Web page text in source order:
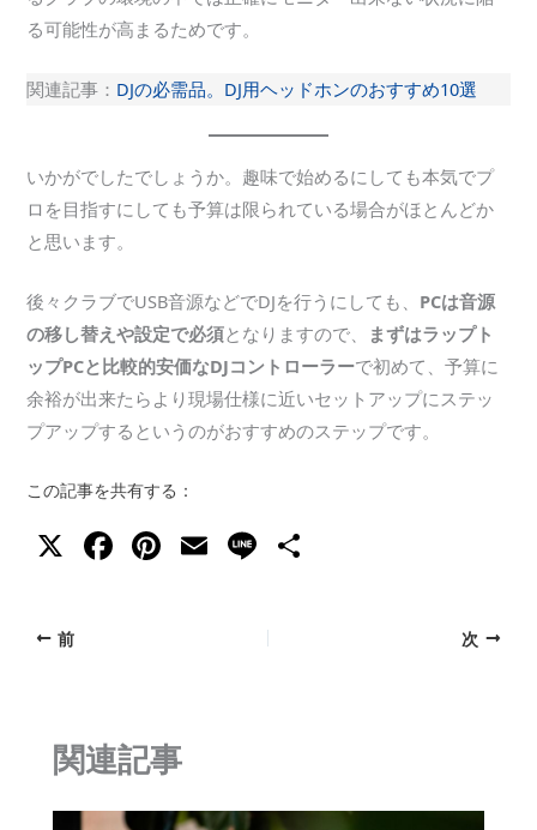
る可能性が高まるためです。
関連記事： DJの必需品。DJ用ヘッドホンのおすすめ10選
いかがでしたでしょうか。趣味で始めるにしても本気でプ
ロを目指すにしても予算は限られている場合がほとんどか
と思います。
後々クラブでUSB音源などでDJを行うにしても、 PCは音源
の移し替えや設定で必須となりますので、
まずはラップト
ップPCと比較的安価なDJコントローラーで初めて、予算に
余裕が出来たらより現場仕様に近いセットアップにステッ
プアップするというのがおすすめのステップです。
この記事を共有する：
X F
o
o
k
Pi E Li
e
前 次
関連記事